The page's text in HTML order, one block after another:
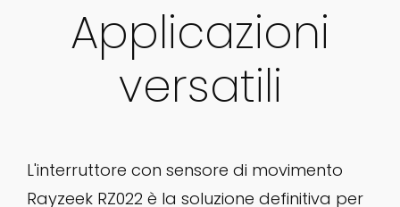
Applicazioni
versatili
L'interruttore con sensore di movimento
Rayzeek RZ022 è la soluzione definitiva per